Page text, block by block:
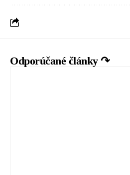
Odporúčané články ↷